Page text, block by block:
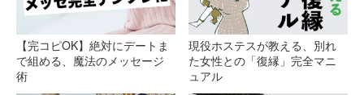
【完コピOK】絶対にデートま
で組める、魔法のメッセージ
術
現役ホステスが教える、別れ
た女性との「復縁」完全マニ
ュアル